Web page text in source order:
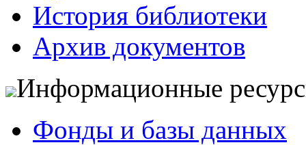
История библиотеки
Архив документов
Информационные
Фонды и базы данных